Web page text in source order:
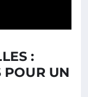
:
POUR UN